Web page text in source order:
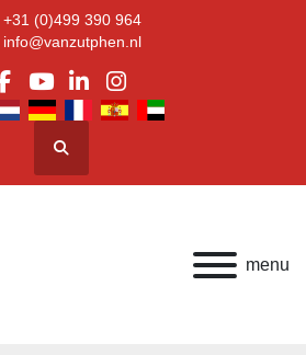
+31 (0)499 390 964
info@vanzutphen.nl
facebook
youtube
linkedin
instagram
Zoeken
menu